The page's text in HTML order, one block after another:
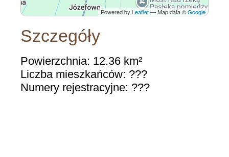
Powered by Leaflet— Map data ©Google
Szczegóły
Powierzchnia: 12.36 km²
Liczba mieszkańców: ???
Numery rejestracyjne: ???